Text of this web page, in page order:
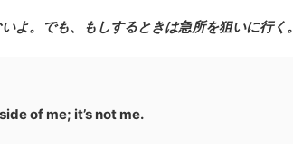
よ。でも、もしするときは急所を狙いに行く。
of me; it’s not me.